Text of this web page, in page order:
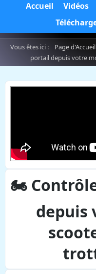
Accueil Vidéos
Vous êtes ici : Page d'Accueil
portail depuis votre
🏍️
depuis